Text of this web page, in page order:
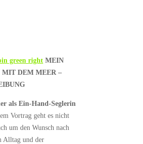
MEIN
DEM MEER –
als Ein-Hand-Seglerin
Vortrag geht es nicht
um den Wunsch nach
Alltag und der